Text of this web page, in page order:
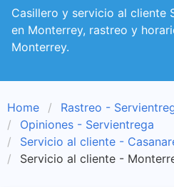
Casillero y servicio al cliente
en Monterrey, rastreo y
Monterrey.
Home
Rastreo -
Opiniones - Servientrega
Servicio al cliente -
Servicio al cliente -